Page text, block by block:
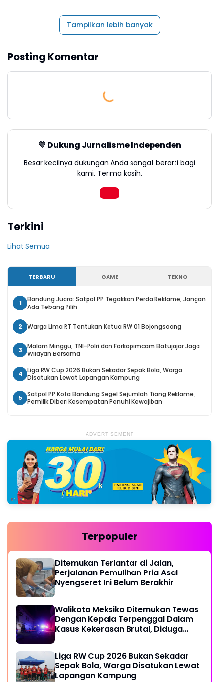
Tampilkan lebih banyak
Posting Komentar
💛 Dukung Jurnalisme Independen
Besar kecilnya dukungan Anda sangat berarti bagi
kami. Terima kasih.
Terkini
Lihat Semua
TERBARU GAME TEKNO
1
Bandung Juara: Satpol PP Tegakkan Perda Reklame, Jangan
Ada Tebang Pilih
2 Warga Lima RT Tentukan Ketua RW 01 Bojongsoang
3
Malam Minggu, TNI-Polri dan Forkopimcam Batujajar Jaga
Wilayah Bersama
4
Liga RW Cup 2026 Bukan Sekadar Sepak Bola, Warga
Disatukan Lewat Lapangan Kampung
5
Satpol PP Kota Bandung Segel Sejumlah Tiang Reklame,
Pemilik Diberi Kesempatan Penuhi Kewajiban
ADVERTISEMENT
Terpopuler
Ditemukan Terlantar di Jalan,
Perjalanan Pemulihan Pria Asal
Nyengseret Ini Belum Berakhir
Walikota Meksiko Ditemukan Tewas
Dengan Kepala Terpenggal Dalam
Kasus Kekerasan Brutal, Diduga
Liga RW Cup 2026 Bukan Sekadar
Sepak Bola, Warga Disatukan Lewat
Lapangan Kampung